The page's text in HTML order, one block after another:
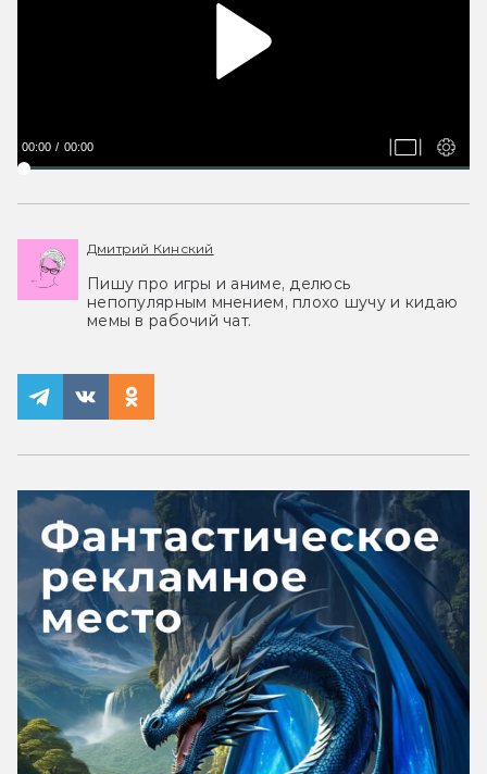
00:00 00:00
Дмитрий Кинский
Пишу про игры и аниме, делюсь
непопулярным мнением, плохо шучу и кидаю
мемы в рабочий чат.